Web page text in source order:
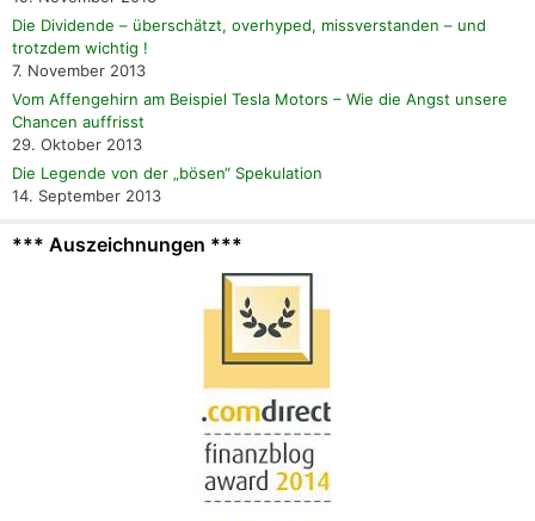
Die Dividende – überschätzt, overhyped, missverstanden – und
trotzdem wichtig !
7. November 2013
Vom Affengehirn am Beispiel Tesla Motors – Wie die Angst unsere
Chancen auffrisst
29. Oktober 2013
Die Legende von der „bösen“ Spekulation
14. September 2013
*** Auszeichnungen ***